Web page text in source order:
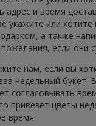
адрес и время
укажите или
а также
если они
нам, если вы
недельный букет.
согласовывать
привезет цветы
время.